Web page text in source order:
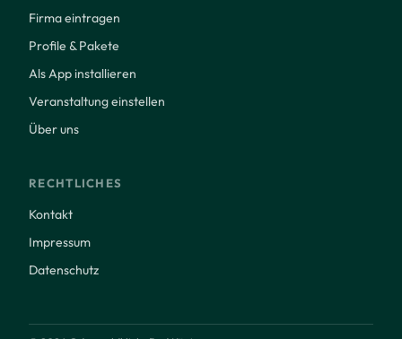
Firma eintragen
Profile & Pakete
Als App installieren
Veranstaltung einstellen
Über uns
RECHTLICHES
Kontakt
Impressum
Datenschutz